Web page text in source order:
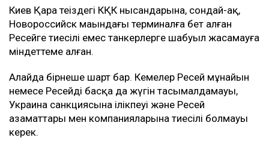
Киев Қара теңіздегі КҚК нысандарына, сондай-ақ,
Новороссийск маңындағы терминалға бет алған
Ресейге тиесілі емес танкерлерге шабуыл жасамауға
міндеттеме алған.
Алайда бірнеше шарт бар. Кемелер Ресей мұнайын
немесе Ресейдің басқа да жүгін тасымалдамауы,
Украина санкциясына ілікпеуі және Ресей
азаматтары мен компанияларына тиесілі болмауы
керек.